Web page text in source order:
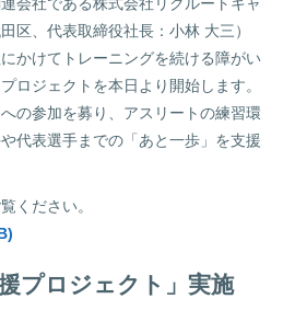
区、代表取締役社長：小林 大三）
かけてトレーニングを続ける障がい
ロジェクトを本日より開始します。
の参加を募り、アスリートの練習環
代表選手までの「あと一歩」を支援
ください。
プロジェクト」実施